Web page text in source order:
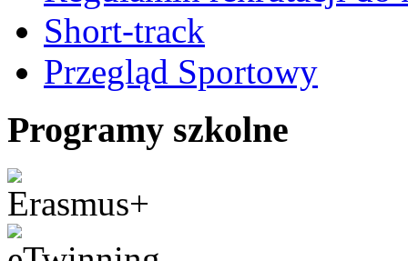
Short-track
Przegląd Sportowy
Programy szkolne